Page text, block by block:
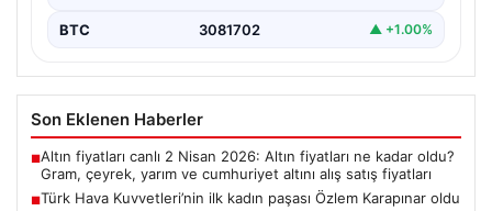
BTC 3081702 ▲ +1.00%
Son Eklenen Haberler
■Altın fiyatları canlı 2 Nisan 2026: Altın fiyatları ne kadar oldu?
Gram, çeyrek, yarım ve cumhuriyet altını alış satış fiyatları
■Türk Hava Kuvvetleri’nin ilk kadın paşası Özlem Karapınar oldu